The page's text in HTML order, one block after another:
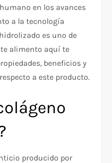
en los avances
a la tecnología
es uno de
alimento aquí te
beneficios y
a este producto.
producido por